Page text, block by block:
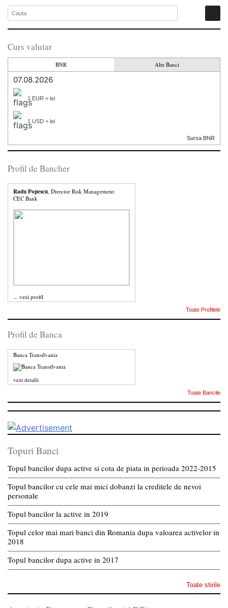
Curs valutar
BNR Alte Banci
07.08.2026
1 EUR = lei
1 USD = lei
Sursa BNR
Profil de Bancher
Radu Popescu, Director Risk Management
CEC Bank
... vezi profil
Toate Profilele
Profil de Banca
Banca Transilvania
vezi detalii
Toate Bancile
Topuri Banci
Topul bancilor dupa active si cota de piata in perioada 2022-2015
Topul bancilor cu cele mai mici dobanzi la creditele de nevoi
personale
Topul bancilor la active in 2019
Topul celor mai mari banci din Romania dupa valoarea activelor in
2018
Topul bancilor dupa active in 2017
Toate stirile